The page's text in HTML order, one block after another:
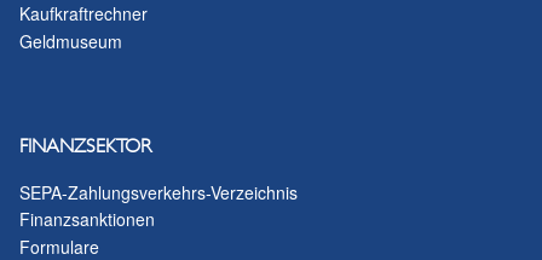
Kaufkraftrechner
Geldmuseum
FINANZSEKTOR
SEPA-Zahlungsverkehrs-Verzeichnis
Finanzsanktionen
Formulare